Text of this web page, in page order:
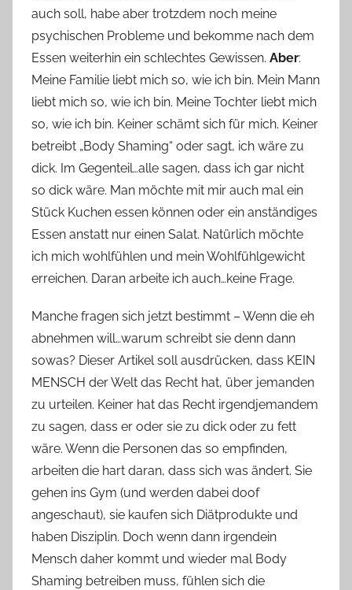
auch soll, habe aber trotzdem noch meine
psychischen Probleme und bekomme nach dem
Essen weiterhin ein schlechtes Gewissen. Aber:
Meine Familie liebt mich so, wie ich bin. Mein Mann
liebt mich so, wie ich bin. Meine Tochter liebt mich
so, wie ich bin. Keiner schämt sich für mich. Keiner
betreibt „Body Shaming“ oder sagt, ich wäre zu
dick. Im Gegenteil…alle sagen, dass ich gar nicht
so dick wäre. Man möchte mit mir auch mal ein
Stück Kuchen essen können oder ein anständiges
Essen anstatt nur einen Salat. Natürlich möchte
ich mich wohlfühlen und mein Wohlfühlgewicht
erreichen. Daran arbeite ich auch…keine Frage.
Manche fragen sich jetzt bestimmt – Wenn die eh
abnehmen will…warum schreibt sie denn dann
sowas? Dieser Artikel soll ausdrücken, dass KEIN
MENSCH der Welt das Recht hat, über jemanden
zu urteilen. Keiner hat das Recht irgendjemandem
zu sagen, dass er oder sie zu dick oder zu fett
wäre. Wenn die Personen das so empfinden,
arbeiten die hart daran, dass sich was ändert. Sie
gehen ins Gym (und werden dabei doof
angeschaut), sie kaufen sich Diätprodukte und
haben Disziplin. Doch wenn dann irgendein
Mensch daher kommt und wieder mal Body
Shaming betreiben muss, fühlen sich die